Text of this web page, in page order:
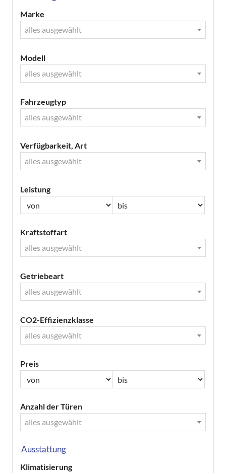
Marke
alles ausgewählt
Modell
alles ausgewählt
Fahrzeugtyp
alles ausgewählt
Verfügbarkeit, Art
alles ausgewählt
Leistung
Kraftstoffart
alles ausgewählt
Getriebeart
alles ausgewählt
CO2-Effizienzklasse
alles ausgewählt
Preis
Anzahl der Türen
alles ausgewählt
Ausstattung
Klimatisierung